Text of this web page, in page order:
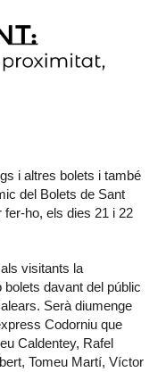
i altres bolets i també
del Bolets de Sant
fer-ho, els dies 21 i 22
visitants la
davant del públic
Serà diumenge
Codorniu que
Caldentey, Rafel
Tomeu Martí, Víctor